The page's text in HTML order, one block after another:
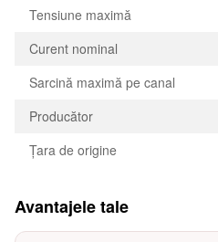
Tensiune maximă
Curent nominal
Sarcină maximă pe canal
Producător
Țara de origine
Avantajele tale